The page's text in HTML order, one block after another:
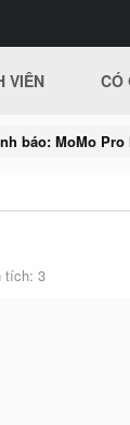
VIÊN CÓ
báo: MoMo
tích 3